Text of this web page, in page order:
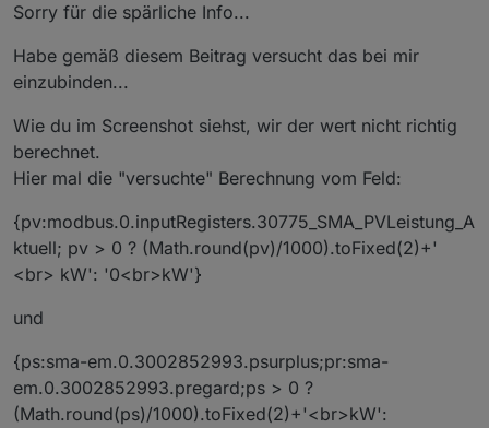
na du bist ja lustig... was steht da im widget.. sieht nach
Sorry für die spärliche Info...
Habe gemäß diesem Beitrag versucht das bei mir
einzubinden...
Wie du im Screenshot siehst, wir der wert nicht richtig
berechnet.
Hier mal die "versuchte" Berechnung vom Feld:
{pv:modbus.0.inputRegisters.30775_SMA_PVLeistung_A
ktuell; pv > 0 ? (Math.round(pv)/1000).toFixed(2)+'
<br> kW': '0<br>kW'}
und
{ps:sma-em.0.3002852993.psurplus;pr:sma-
em.0.3002852993.pregard;ps > 0 ?
(Math.round(ps)/1000).toFixed(2)+'<br>kW':